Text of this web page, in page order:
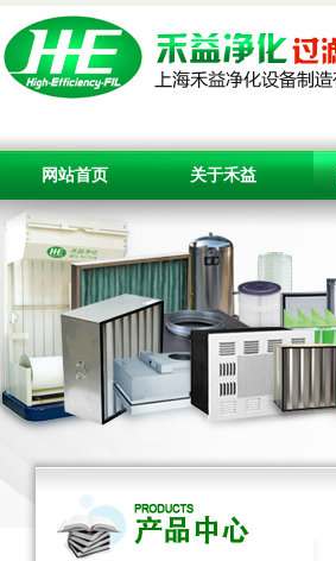
网站首页 关于禾益